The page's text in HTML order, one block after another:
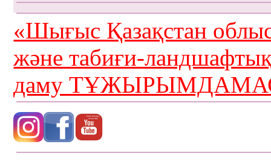
«Шығыс Қазақстан
және табиғи-
даму